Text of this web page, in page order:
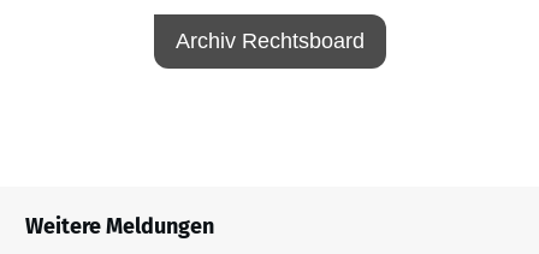
Archiv Rechtsboard
Weitere Meldungen